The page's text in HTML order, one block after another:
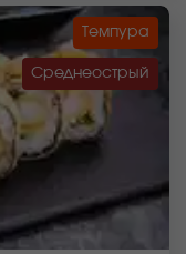
Темпура
Среднеострый